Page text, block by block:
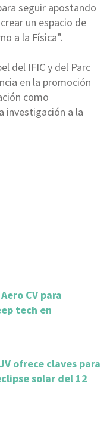
seguir apostando
un espacio de
a la Física”.
del IFIC y del Parc
en la promoción
como
investigación a la
CV para
tech en
ofrece claves para
solar del 12